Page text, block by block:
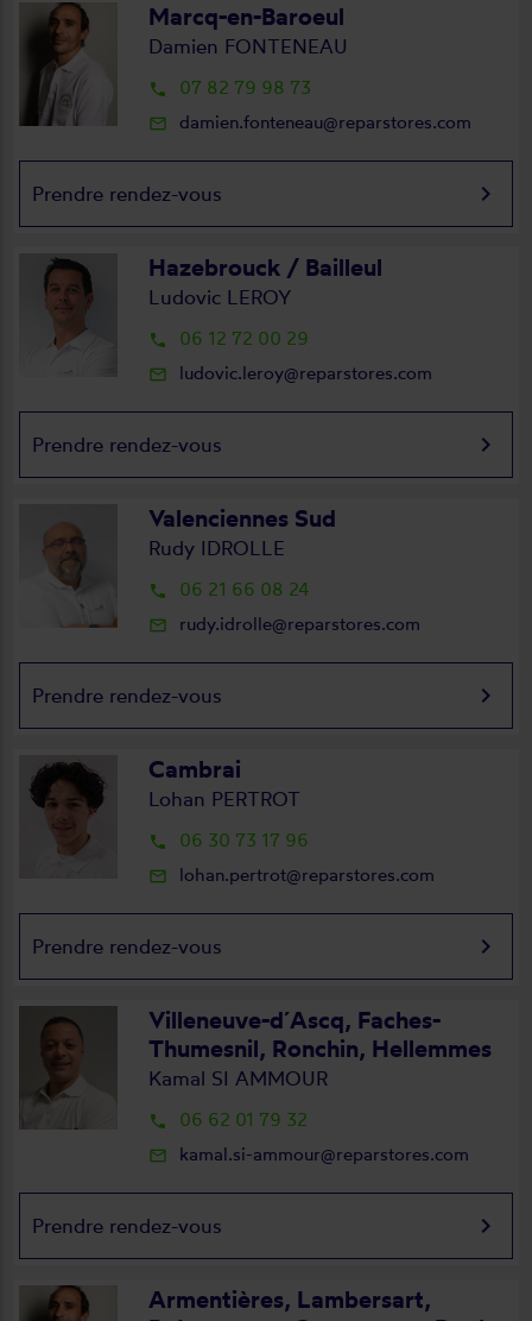
Marcq-en-Baroeul
Damien FONTENEAU
local_phone 07 82 79 98 73
mail_outline damien.fonteneau@reparstores.com
Prendre rendez-vous keyboard_arrow_right
Hazebrouck / Bailleul
Ludovic LEROY
local_phone 06 12 72 00 29
mail_outline ludovic.leroy@reparstores.com
Prendre rendez-vous keyboard_arrow_right
Valenciennes Sud
Rudy IDROLLE
local_phone 06 21 66 08 24
mail_outline rudy.idrolle@reparstores.com
Prendre rendez-vous keyboard_arrow_right
Cambrai
Lohan PERTROT
local_phone 06 30 73 17 96
mail_outline lohan.pertrot@reparstores.com
Prendre rendez-vous keyboard_arrow_right
Villeneuve-d´Ascq, Faches-
Thumesnil, Ronchin, Hellemmes
Kamal SI AMMOUR
local_phone 06 62 01 79 32
mail_outline kamal.si-ammour@reparstores.com
Prendre rendez-vous keyboard_arrow_right
Armentières, Lambersart,